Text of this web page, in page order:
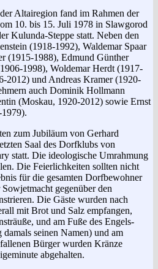
Altairegion fand im Rahmen der
10. bis 15. Juli 1978 in Slaw­gorod
Kulunda-Steppe statt. Neben den
(1918-1992), Waldemar Spaar
(1915-1988), Edmund Günther
1998), Woldemar Herdt (1917-
2012) und Andreas Kramer (1920-
auch Dominik Hollmann
(Moskau, 1920-2012) sowie Ernst
zum Jubiläum von Gerhard
Saal des Dorfklubs von
statt. Die ideologische Umrahmung
Die Feierlichkeiten sollten nicht
für die gesamten Dorfbewohner
gegenüber den
Die Gäste wurden nach
mit Brot und Salz empfangen,
und am Fuße des Engels-
seinen Namen) und am
Bürger wurden Kränze
abgehalten.